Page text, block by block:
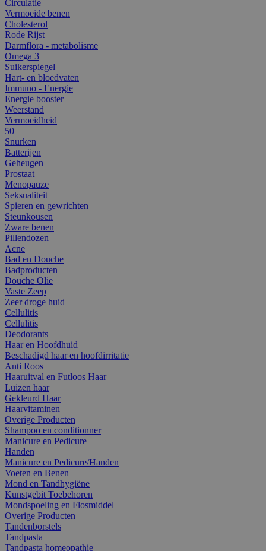
Circulatie
Vermoeide benen
Cholesterol
Rode Rijst
Darmflora - metabolisme
Omega 3
Suikerspiegel
Hart- en bloedvaten
Immuno - Energie
Energie booster
Weerstand
Vermoeidheid
50+
Snurken
Batterijen
Geheugen
Prostaat
Menopauze
Seksualiteit
Spieren en gewrichten
Steunkousen
Zware benen
Pillendozen
Acne
Bad en Douche
Badproducten
Douche Olie
Vaste Zeep
Zeer droge huid
Cellulitis
Cellulitis
Deodorants
Haar en Hoofdhuid
Beschadigd haar en hoofdirritatie
Anti Roos
Haaruitval en Futloos Haar
Luizen haar
Gekleurd Haar
Haarvitaminen
Overige Producten
Shampoo en conditionner
Manicure en Pedicure
Handen
Manicure en Pedicure/Handen
Voeten en Benen
Mond en Tandhygiëne
Kunstgebit Toebehoren
Mondspoeling en Flosmiddel
Overige Producten
Tandenborstels
Tandpasta
Tandpasta homeopathie